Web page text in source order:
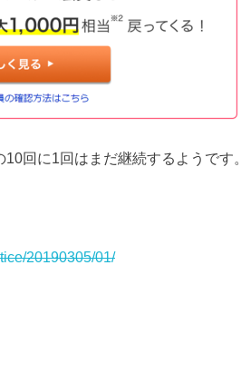
回に1回はまだ継続するようです。
20190305/01/